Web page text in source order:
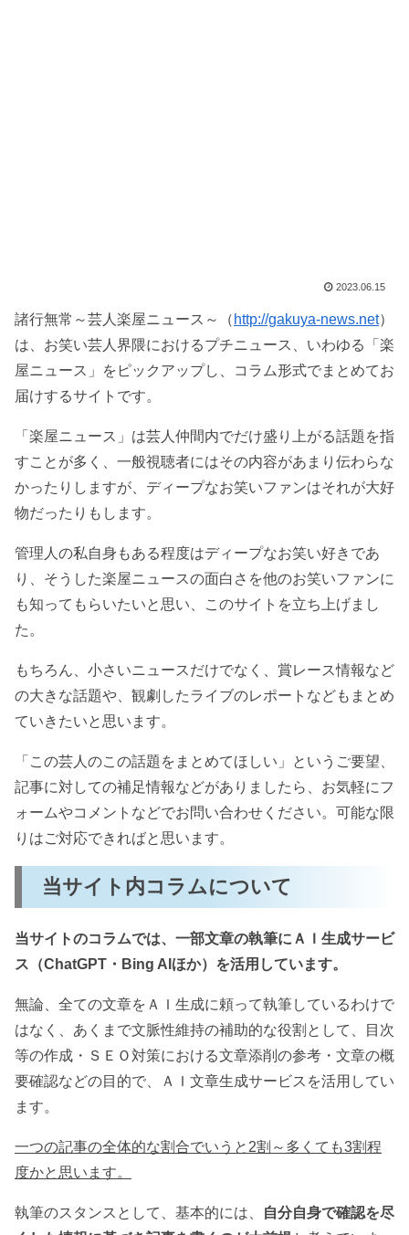
2023.06.15
諸行無常～芸人楽屋ニュース～（ http://gakuya-news.net）
は、お笑い芸人界隈におけるプチニュース、いわゆる「楽
屋ニュース」をピックアップし、コラム形式でまとめてお
届けするサイトです。
「楽屋ニュース」は芸人仲間内でだけ盛り上がる話題を指
すことが多く、一般視聴者にはその内容があまり伝わらな
かったりしますが、ディープなお笑いファンはそれが大好
物だったりもします。
管理人の私自身もある程度はディープなお笑い好きであ
り、そうした楽屋ニュースの面白さを他のお笑いファンに
も知ってもらいたいと思い、このサイトを立ち上げまし
た。
もちろん、小さいニュースだけでなく、賞レース情報など
の大きな話題や、観劇したライブのレポートなどもまとめ
ていきたいと思います。
「この芸人のこの話題をまとめてほしい」というご要望、
記事に対しての補足情報などがありましたら、お気軽にフ
ォームやコメントなどでお問い合わせください。可能な限
りはご対応できればと思います。
当サイト内コラムについて
当サイトのコラムでは、一部文章の執筆にＡＩ生成サービ
ス（ChatGPT・Bing AIほか）を活用しています。
無論、全ての文章をＡＩ生成に頼って執筆しているわけで
はなく、あくまで文脈性維持の補助的な役割として、目次
等の作成・ＳＥＯ対策における文章添削の参考・文章の概
要確認などの目的で、ＡＩ文章生成サービスを活用してい
ます。
一つの記事の全体的な割合でいうと2割～多くても3割程
度かと思います。
執筆のスタンスとして、基本的には、
自分自身で確認を尽